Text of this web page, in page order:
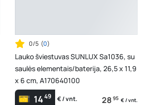
0/5 (0)
Lauko šviestuvas SUNLUX Sa1036, su
saulės elementais/baterija, 26,5 x 11,9
x 6 cm, A170640100
1449 € / vnt. 28 95 € / vnt.